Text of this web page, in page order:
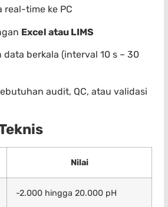
real-time ke PC
Excel atau LIMS
data berkala (interval 10 s – 30
audit, QC, atau validasi
Nilai
-2.000 hingga 20.000 pH